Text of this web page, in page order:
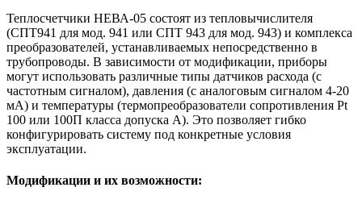
Теплосчетчики НЕВА-05 состоят из тепловычислителя
(СПТ941 для мод. 941 или СПТ 943 для мод. 943) и комплекса
преобразователей, устанавливаемых непосредственно в
трубопроводы. В зависимости от модификации, приборы
могут использовать различные типы датчиков расхода (с
частотным сигналом), давления (с аналоговым сигналом 4-20
мА) и температуры (термопреобразователи сопротивления Pt
100 или 100П класса допуска А). Это позволяет гибко
конфигурировать систему под конкретные условия
эксплуатации.
Модификации и их возможности: